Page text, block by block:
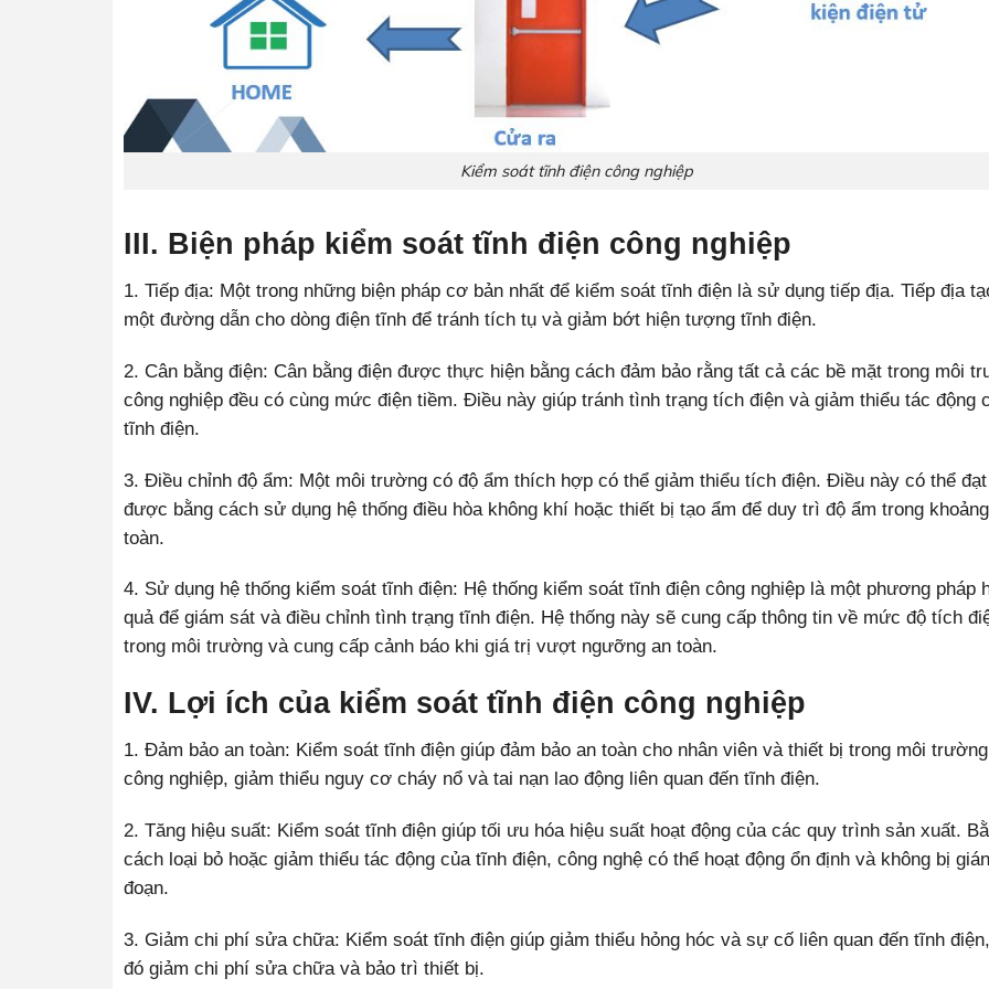
Kiểm soát tĩnh điện công nghiệp
III. Biện pháp kiểm soát tĩnh điện công nghiệp
1. Tiếp địa: Một trong những biện pháp cơ bản nhất để kiểm soát tĩnh điện là sử dụng tiếp địa. Tiếp địa
một đường dẫn cho dòng điện tĩnh để tránh tích tụ và giảm bớt hiện tượng tĩnh điện.
2. Cân bằng điện: Cân bằng điện được thực hiện bằng cách đảm bảo rằng tất cả các bề mặt trong môi
công nghiệp đều có cùng mức điện tiềm. Điều này giúp tránh tình trạng tích điện và giảm thiểu tác động
tĩnh điện.
3. Điều chỉnh độ ẩm: Một môi trường có độ ẩm thích hợp có thể giảm thiểu tích điện. Điều này có thể đạt
được bằng cách sử dụng hệ thống điều hòa không khí hoặc thiết bị tạo ẩm để duy trì độ ẩm trong
toàn.
4. Sử dụng hệ thống kiểm soát tĩnh điện: Hệ thống kiểm soát tĩnh điện công nghiệp là một phương pháp
quả để giám sát và điều chỉnh tình trạng tĩnh điện. Hệ thống này sẽ cung cấp thông tin về mức độ tích
trong môi trường và cung cấp cảnh báo khi giá trị vượt ngưỡng an toàn.
IV. Lợi ích của kiểm soát tĩnh điện công nghiệp
1. Đảm bảo an toàn: Kiểm soát tĩnh điện giúp đảm bảo an toàn cho nhân viên và thiết bị trong môi trường
công nghiệp, giảm thiểu nguy cơ cháy nổ và tai nạn lao động liên quan đến tĩnh điện.
2. Tăng hiệu suất: Kiểm soát tĩnh điện giúp tối ưu hóa hiệu suất hoạt động của các quy trình sản xuất.
cách loại bỏ hoặc giảm thiểu tác động của tĩnh điện, công nghệ có thể hoạt động ổn định và không bị gián
đoạn.
3. Giảm chi phí sửa chữa: Kiểm soát tĩnh điện giúp giảm thiểu hỏng hóc và sự cố liên quan đến tĩnh
đó giảm chi phí sửa chữa và bảo trì thiết bị.